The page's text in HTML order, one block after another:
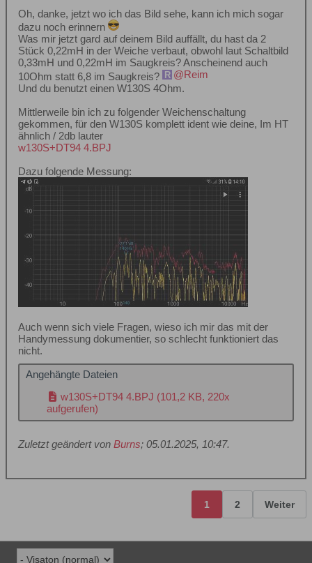
Oh, danke, jetzt wo ich das Bild sehe, kann ich mich sogar
dazu noch erinnern
Was mir jetzt gard auf deinem Bild auffällt, du hast da 2
Stück 0,22mH in der Weiche verbaut, obwohl laut Schaltbild
0,33mH und 0,22mH im Saugkreis? Anscheinend auch
10Ohm statt 6,8 im Saugkreis?
Reim
Und du benutzt einen W130S 4Ohm.
Mittlerweile bin ich zu folgender Weichenschaltung
gekommen, für den W130S komplett ident wie deine, Im HT
ähnlich / 2db lauter
w130S+DT94 4.BPJ
Dazu folgende Messung:
Auch wenn sich viele Fragen, wieso ich mir das mit der
Handymessung dokumentier, so schlecht funktioniert das
nicht.
Angehängte Dateien
w130S+DT94 4.BPJ (101,2 KB, 220x
aufgerufen)
Zuletzt geändert von Burns; 05.01.2025, 10:47.
1 2 Weiter